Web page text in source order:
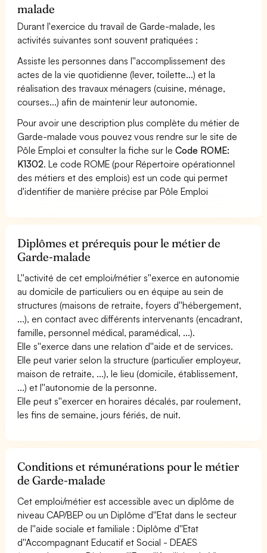
malade
Durant l'exercice du travail de Garde-malade, les
activités suivantes sont souvent pratiquées :
Assiste les personnes dans l''accomplissement des
actes de la vie quotidienne (lever, toilette...) et la
réalisation des travaux ménagers (cuisine, ménage,
courses...) afin de maintenir leur autonomie.
Pour avoir une description plus complète du métier de
Garde-malade vous pouvez vous rendre sur le site de
Pôle Emploi et consulter la fiche sur leCode ROME:
K1302. Le code ROME (pour Répertoire opérationnel
des métiers et des emplois) est un code qui permet
d'identifier de manière précise par Pôle Emploi
Diplômes et prérequis pour le métier de
Garde-malade
L''activité de cet emploi/métier s''exerce en autonomie
au domicile de particuliers ou en équipe au sein de
structures (maisons de retraite, foyers d''hébergement,
...), en contact avec différents intervenants (encadrant,
famille, personnel médical, paramédical, ...).
Elle s''exerce dans une relation d''aide et de services.
Elle peut varier selon la structure (particulier employeur,
maison de retraite, ...), le lieu (domicile, établissement,
...) et l''autonomie de la personne.
Elle peut s''exercer en horaires décalés, par roulement,
les fins de semaine, jours fériés, de nuit.
Conditions et rémunérations pour le métier
de Garde-malade
Cet emploi/métier est accessible avec un diplôme de
niveau CAP/BEP ou un Diplôme d''Etat dans le secteur
de l''aide sociale et familiale : Diplôme d''Etat
d''Accompagnant Educatif et Social - DEAES